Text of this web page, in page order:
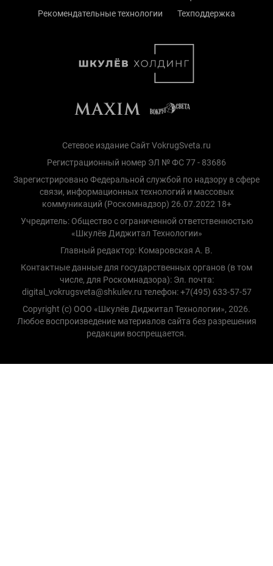
Рекомендательные технологии
Техподдержка
Сетевое издание Сайт VokrugSveta.ru
Регистрационный номер ЭЛ № ФС 77 - 83686
Зарегистрировано Федеральной службой по надзору в сфере
связи, информационных технологий и массовых
коммуникаций (Роскомнадзор) 26.07.2022 18+
Учредитель: Общество с ограниченной ответственностью
«Шкулёв Диджитал Технологии»
Главный редактор: Комаровская А. В.
Контактные данные для государственных органов (в том
числе, для Роскомнадзора): Эл. почта:
digital_vokrugsveta@shkulev.ru телефон: +7(495) 633-57-57
Copyright (с) ООО «Шкулёв Диджитал Технологии», 2026.
Любое воспроизведение материалов сайта без разрешения
редакции воспрещается.